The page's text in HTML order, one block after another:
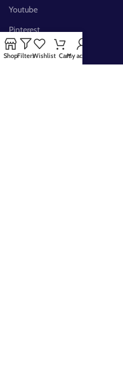
Youtube
Pinterest
FB Group
ShopFiltersWishlist CartMy account